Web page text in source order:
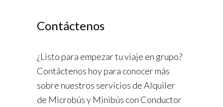
Contáctenos
¿Listo para empezar tu viaje en grupo?
Contáctenos hoy para conocer más
sobre nuestros servicios de Alquiler
de Microbús y Minibús con Conductor